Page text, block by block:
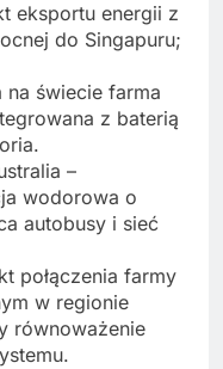
eksportu energii z
do Singapuru;
na świecie farma
z baterią
–
wodorowa o
autobusy i sieć
połączenia farmy
w regionie
równoważenie